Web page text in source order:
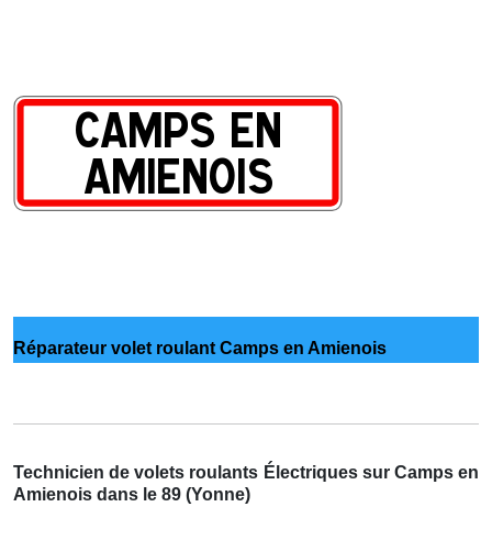
Réparateur volet roulant Camps en Amienois
Technicien de volets roulants Électriques sur Camps en
Amienois dans le 89 (Yonne)